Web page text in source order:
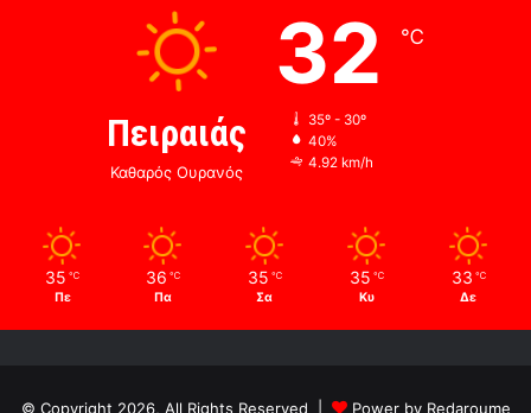
Πειραιάς
Καθαρός Ουρανός
32 ℃
35º - 30º
40%
4.92 km/h
35 ℃
Πε
36 ℃
Πα
35 ℃
Σα
35 ℃
Κυ
33 ℃
Δε
© Copyright 2026, All Rights Reserved | Power by Redaroume